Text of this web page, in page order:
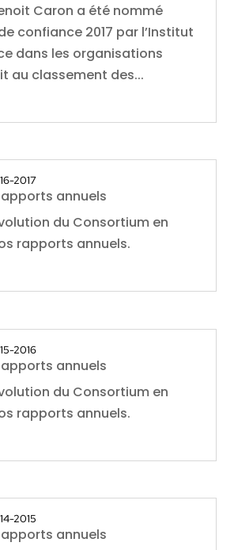
Caron a été nommé
confiance 2017 par l’Institut
dans les organisations
au classement des...
2017
annuels
du Consortium en
rapports annuels.
2016
annuels
du Consortium en
rapports annuels.
2015
annuels